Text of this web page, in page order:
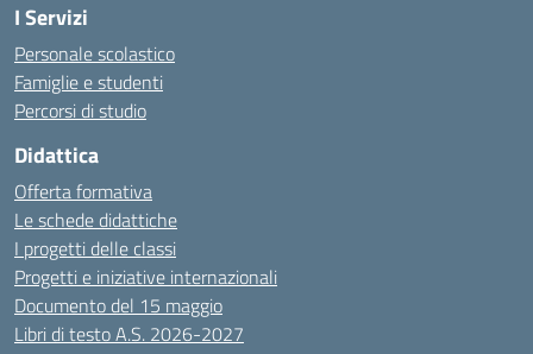
I Servizi
Personale scolastico
Famiglie e studenti
Percorsi di studio
Didattica
Offerta formativa
Le schede didattiche
I progetti delle classi
Progetti e iniziative internazionali
Documento del 15 maggio
Libri di testo A.S. 2026-2027